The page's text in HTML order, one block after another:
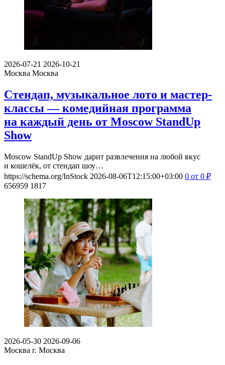
2026-07-21 2026-10-21
Москва Москва
Стендап, музыкальное лото и мастер-
классы — комедийная программа
на каждый день от Moscow StandUp
Show
Moscow StandUp Show дарит развлечения на любой вкус
и кошелёк, от стендап шоу…
https://schema.org/InStock 2026-08-06T12:15:00+03:00 0 от 0 ₽
656959 1817
2026-05-30 2026-09-06
Москва г. Москва